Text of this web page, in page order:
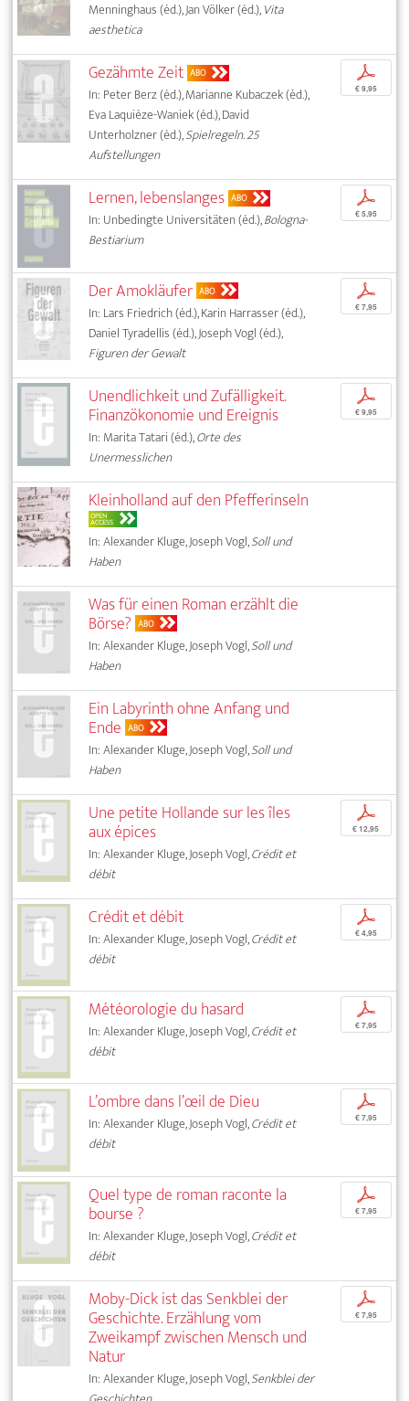
Menninghaus (éd.), Jan Völker (éd.),Vita
aesthetica
Gezähmte Zeit ABO
In: Peter Berz (éd.), Marianne Kubaczek (éd.),
Eva Laquièze-Waniek (éd.), David
Unterholzner (éd.),Spielregeln. 25
Aufstellungen
p
€ 9,95
Lernen, lebenslanges ABO
In: Unbedingte Universitäten (éd.),Bologna-
Bestiarium
p
€ 5,95
Der Amokläufer ABO
In: Lars Friedrich (éd.), Karin Harrasser (éd.),
Daniel Tyradellis (éd.), Joseph Vogl (éd.),
Figuren der Gewalt
p
€ 7,95
Unendlichkeit und Zufälligkeit.
Finanzökonomie und Ereignis
In: Marita Tatari (éd.),Orte des
Unermesslichen
p
€ 9,95
Kleinholland auf den Pfefferinseln
OPEN
ACCESS
In: Alexander Kluge, Joseph Vogl,Soll und
Haben
Was für einen Roman erzählt die
Börse? ABO
In: Alexander Kluge, Joseph Vogl,Soll und
Haben
Ein Labyrinth ohne Anfang und
Ende ABO
In: Alexander Kluge, Joseph Vogl,Soll und
Haben
Une petite Hollande sur les îles
aux épices
In: Alexander Kluge, Joseph Vogl,Crédit et
débit
p
€ 12,95
Crédit et débit
In: Alexander Kluge, Joseph Vogl,Crédit et
débit
p
€ 4,95
Météorologie du hasard
In: Alexander Kluge, Joseph Vogl,Crédit et
débit
p
€ 7,95
L’ombre dans l’œil de Dieu
In: Alexander Kluge, Joseph Vogl,Crédit et
débit
p
€ 7,95
Quel type de roman raconte la
bourse ?
In: Alexander Kluge, Joseph Vogl,Crédit et
débit
p
€ 7,95
Moby-Dick ist das Senkblei der
Geschichte. Erzählung vom
Zweikampf zwischen Mensch und
Natur
In: Alexander Kluge, Joseph Vogl,Senkblei der
p
€ 7,95